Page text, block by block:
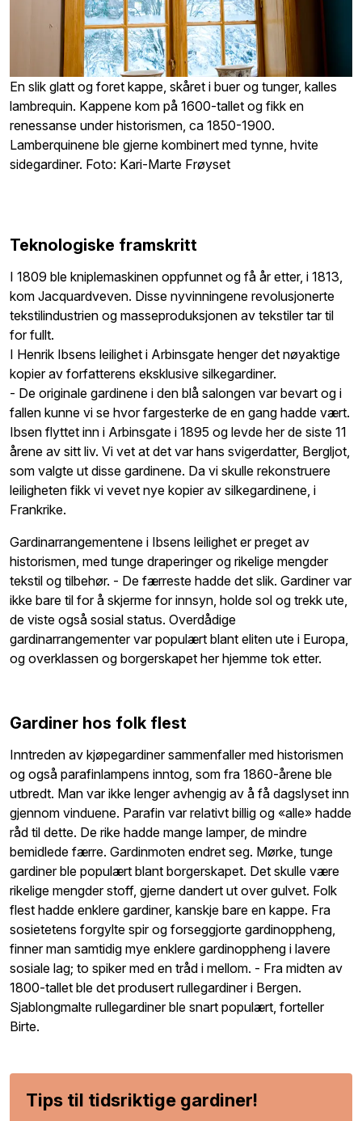
En slik glatt og foret kappe, skåret i buer og tunger, kalles
lambrequin. Kappene kom på 1600-tallet og fikk en
renessanse under historismen, ca 1850-1900.
Lamberquinene ble gjerne kombinert med tynne, hvite
sidegardiner. Foto: Kari-Marte Frøyset
Teknologiske framskritt
I 1809 ble kniplemaskinen oppfunnet og få år etter, i 1813,
kom Jacquardveven. Disse nyvinningene revolusjonerte
tekstilindustrien og masseproduksjonen av tekstiler tar til
for fullt.
I Henrik Ibsens leilighet i Arbinsgate henger det nøyaktige
kopier av forfatterens eksklusive silkegardiner.
- De originale gardinene i den blå salongen var bevart og i
fallen kunne vi se hvor fargesterke de en gang hadde vært.
Ibsen flyttet inn i Arbinsgate i 1895 og levde her de siste 11
årene av sitt liv. Vi vet at det var hans svigerdatter, Bergljot,
som valgte ut disse gardinene. Da vi skulle rekonstruere
leiligheten fikk vi vevet nye kopier av silkegardinene, i
Frankrike.
Gardinarrangementene i Ibsens leilighet er preget av
historismen, med tunge draperinger og rikelige mengder
tekstil og tilbehør. - De færreste hadde det slik. Gardiner var
ikke bare til for å skjerme for innsyn, holde sol og trekk ute,
de viste også sosial status. Overdådige
gardinarrangementer var populært blant eliten ute i Europa,
og overklassen og borgerskapet her hjemme tok etter.
Gardiner hos folk flest
Inntreden av kjøpegardiner sammenfaller med historismen
og også parafinlampens inntog, som fra 1860-årene ble
utbredt. Man var ikke lenger avhengig av å få dagslyset inn
gjennom vinduene. Parafin var relativt billig og «alle» hadde
råd til dette. De rike hadde mange lamper, de mindre
bemidlede færre. Gardinmoten endret seg. Mørke, tunge
gardiner ble populært blant borgerskapet. Det skulle være
rikelige mengder stoff, gjerne dandert ut over gulvet. Folk
flest hadde enklere gardiner, kanskje bare en kappe. Fra
sosietetens forgylte spir og forseggjorte gardinoppheng,
finner man samtidig mye enklere gardinoppheng i lavere
sosiale lag; to spiker med en tråd i mellom. - Fra midten av
1800-tallet ble det produsert rullegardiner i Bergen.
Sjablongmalte rullegardiner ble snart populært, forteller
Birte.
Tips til tidsriktige gardiner!